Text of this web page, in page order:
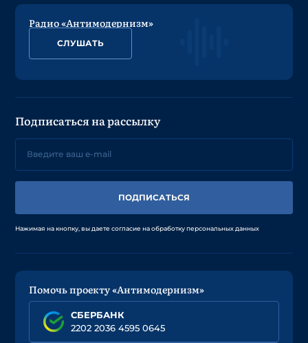
Радио «Антимодернизм»
СЛУШАТЬ
Подписаться на рассылку
ПОДПИСАТЬСЯ
Нажимая на кнопку, вы даете согласие на обработку персональных данных
Помочь проекту «Антимодернизм»
СБЕРБАНК
2202 2036 4595 0645